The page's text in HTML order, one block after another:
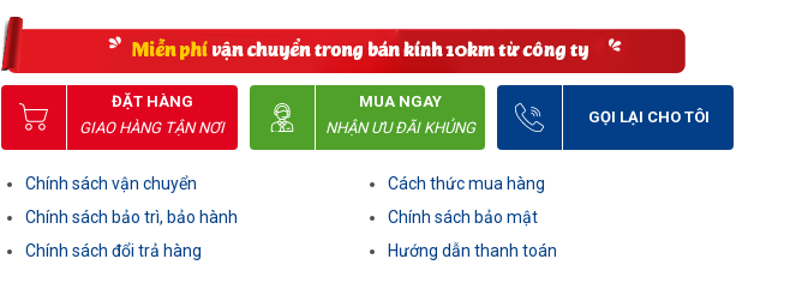
ĐẶT HÀNG
GIAO HÀNG TẬN NƠI
MUA NGAY
NHẬN ƯU ĐÃI KHỦNG
GỌI LẠI CHO TÔI
Chính sách vận chuyển
Chính sách bảo trì, bảo hành
Chính sách đổi trả hàng
Cách thức mua hàng
Chính sách bảo mật
Hướng dẫn thanh toán